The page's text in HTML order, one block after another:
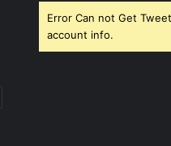
Error Can not Get
account info.